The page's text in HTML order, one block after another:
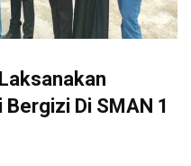
Di SMAN 1